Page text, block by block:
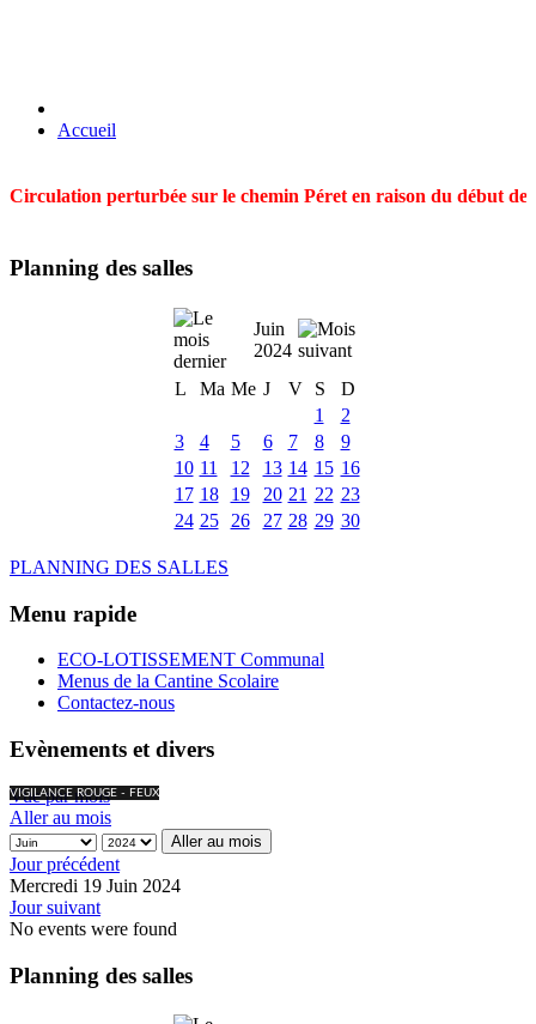
Accueil
Circulation perturbée sur le chemin Péret en raison du début
Planning des salles
Juin
2024
L
Ma Me J V S
D
1
2
3
4 5 6 7 8
9
10 11 12 13 14 15 16
17 18 19 20 21 22 23
24 25 26 27 28 29 30
PLANNING DES SALLES
Menu rapide
ECO-LOTISSEMENT Communal
Menus de la Cantine Scolaire
Contactez-nous
Evènements et divers
VIGILANCE ROUGE - FEUX
Vue par mois
Aller au mois
Aller au mois
Jour précédent
Mercredi 19 Juin 2024
Jour suivant
No events were found
Planning des salles